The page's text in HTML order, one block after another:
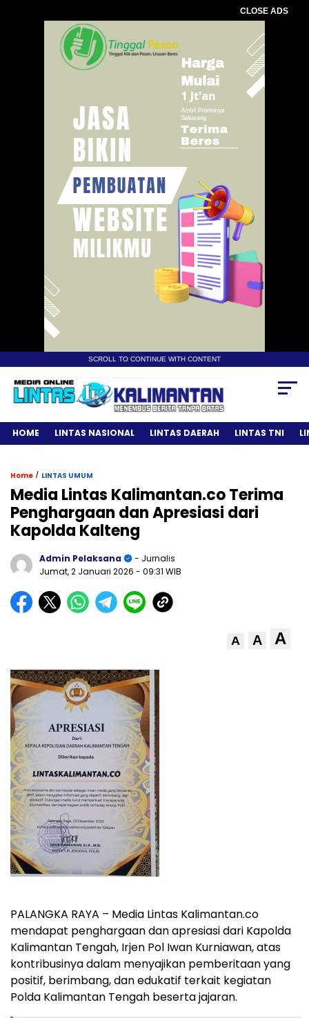
CLOSE ADS
SCROLL TO CONTINUE WITH CONTENT
HOME LINTAS NASIONAL LINTAS DAERAH LINTAS TNI
Home / LINTAS UMUM
Media Lintas Kalimantan.co Terima
Penghargaan dan Apresiasi dari
Kapolda Kalteng
Admin Pelaksana
- Jurnalis
Jumat, 2 Januari 2026 - 09:31 WIB
A A A
PALANGKA RAYA – Media Lintas Kalimantan.co
mendapat penghargaan dan apresiasi dari Kapolda
Kalimantan Tengah, Irjen Pol Iwan Kurniawan, atas
kontribusinya dalam menyajikan pemberitaan yang
positif, berimbang, dan edukatif terkait kegiatan
Polda Kalimantan Tengah beserta jajaran.